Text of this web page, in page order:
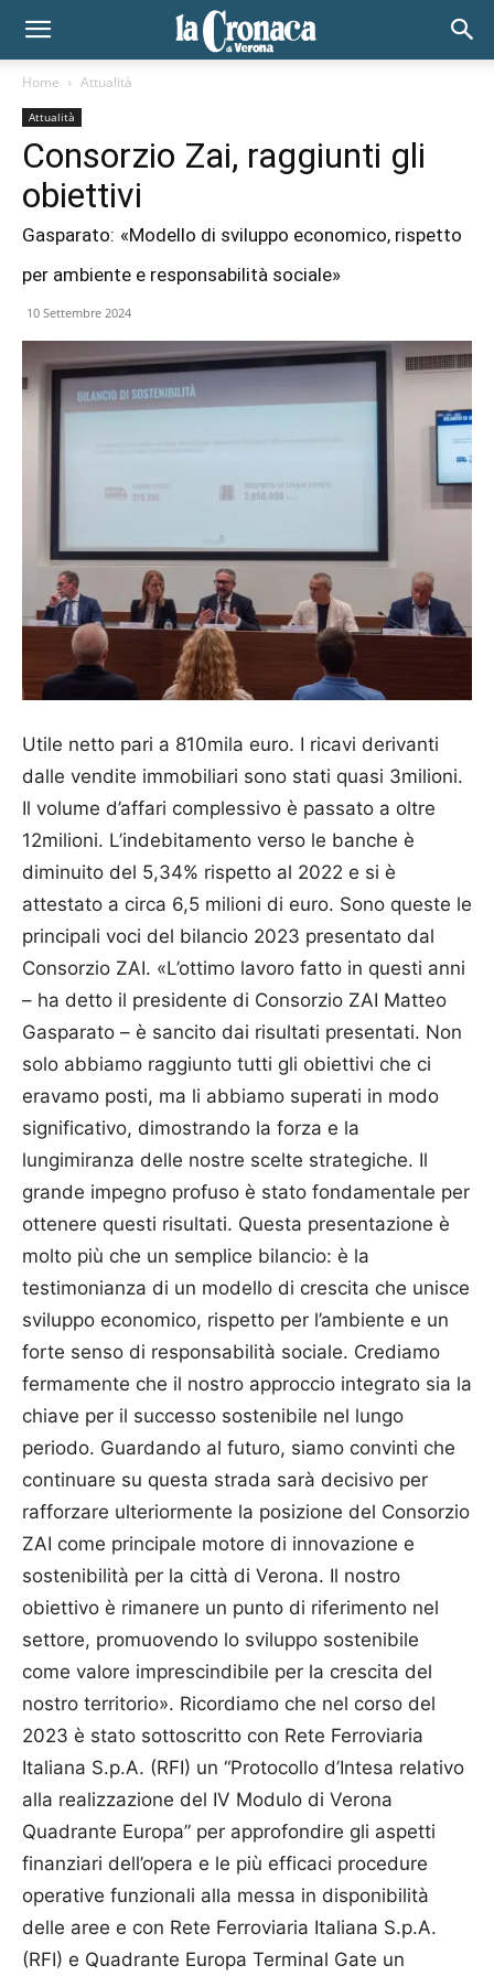
Home Attualità
Attualità
Consorzio Zai, raggiunti gli
obiettivi
Gasparato: «Modello di sviluppo economico, rispetto
per ambiente e responsabilità sociale»
10 Settembre 2024
Utile netto pari a 810mila euro. I ricavi derivanti
dalle vendite immobiliari sono stati quasi 3milioni.
Il volume d’affari complessivo è passato a oltre
12milioni. L’indebitamento verso le banche è
diminuito del 5,34% rispetto al 2022 e si è
attestato a circa 6,5 milioni di euro. Sono queste le
principali voci del bilancio 2023 presentato dal
Consorzio ZAI. «L’ottimo lavoro fatto in questi anni
– ha detto il presidente di Consorzio ZAI Matteo
Gasparato – è sancito dai risultati presentati. Non
solo abbiamo raggiunto tutti gli obiettivi che ci
eravamo posti, ma li abbiamo superati in modo
significativo, dimostrando la forza e la
lungimiranza delle nostre scelte strategiche. Il
grande impegno profuso è stato fondamentale per
ottenere questi risultati. Questa presentazione è
molto più che un semplice bilancio: è la
testimonianza di un modello di crescita che unisce
sviluppo economico, rispetto per l’ambiente e un
forte senso di responsabilità sociale. Crediamo
fermamente che il nostro approccio integrato sia la
chiave per il successo sostenibile nel lungo
periodo. Guardando al futuro, siamo convinti che
continuare su questa strada sarà decisivo per
rafforzare ulteriormente la posizione del Consorzio
ZAI come principale motore di innovazione e
sostenibilità per la città di Verona. Il nostro
obiettivo è rimanere un punto di riferimento nel
settore, promuovendo lo sviluppo sostenibile
come valore imprescindibile per la crescita del
nostro territorio». Ricordiamo che nel corso del
2023 è stato sottoscritto con Rete Ferroviaria
Italiana S.p.A. (RFI) un “Protocollo d’Intesa relativo
alla realizzazione del IV Modulo di Verona
Quadrante Europa” per approfondire gli aspetti
finanziari dell’opera e le più efficaci procedure
operative funzionali alla messa in disponibilità
delle aree e con Rete Ferroviaria Italiana S.p.A.
(RFI) e Quadrante Europa Terminal Gate un